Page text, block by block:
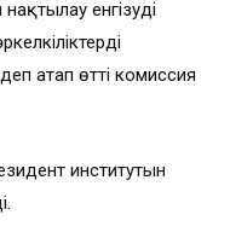
енгізуді
атап өтті комиссия
институтын